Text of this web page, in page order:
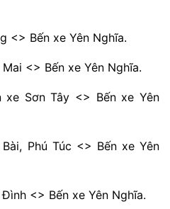
<> Bến xe Yên Nghĩa.
<> Bến xe Yên Nghĩa.
xe Sơn Tây <> Bến xe Yên
Phú Túc <> Bến xe Yên
<> Bến xe Yên Nghĩa.